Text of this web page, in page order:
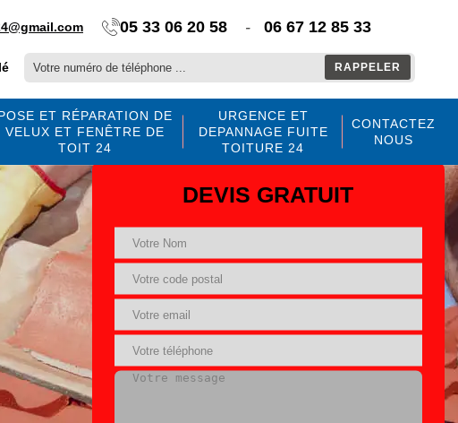
05 33 06 20 58 - 06 67 12 85 33
ET RÉPARATION DE
VELUX ET FENÊTRE DE
TOIT 24
URGENCE ET
DEPANNAGE FUITE
TOITURE 24
CONTACTEZ
NOUS
DEVIS GRATUIT